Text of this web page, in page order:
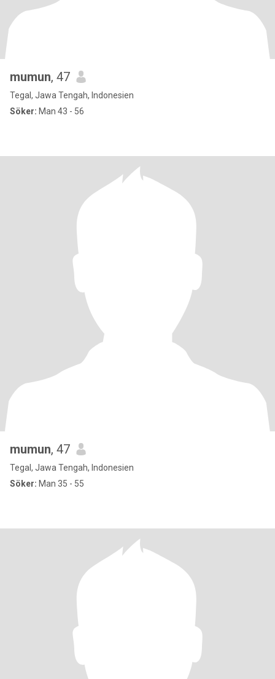
mumun, 47
Tegal, Jawa Tengah, Indonesien
Söker: Man 43 - 56
mumun, 47
Tegal, Jawa Tengah, Indonesien
Söker: Man 35 - 55